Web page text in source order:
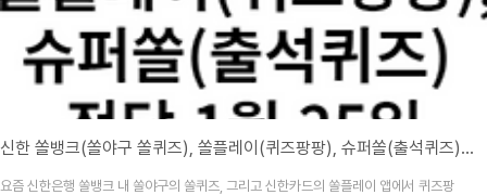
신한 쏠뱅크(쏠야구 쏠퀴즈), 쏠플레이(퀴즈팡팡), 슈퍼쏠(출석퀴즈) 정답 1월 25일
요즘 신한은행 쏠뱅크 내 쏠야구의 쏠퀴즈, 그리고 신한카드의 쏠플레이 앱에서 퀴즈팡